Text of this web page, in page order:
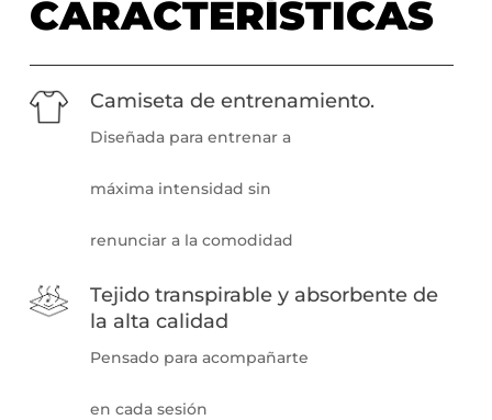
CARACTERÍSTICAS
Camiseta de entrenamiento.
Diseñada para entrenar a
máxima intensidad sin
renunciar a la comodidad
Tejido transpirable y absorbente de
la alta calidad
Pensado para acompañarte
en cada sesión